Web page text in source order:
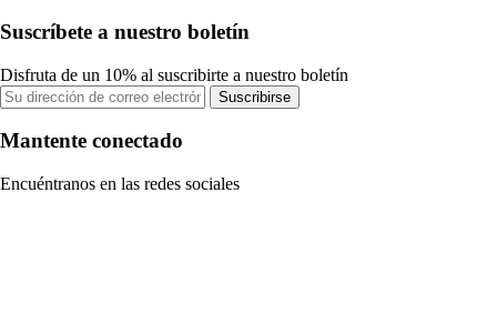
Suscríbete a nuestro boletín
Disfruta de un 10% al suscribirte a nuestro boletín
Suscribirse
Mantente conectado
Encuéntranos en las redes sociales